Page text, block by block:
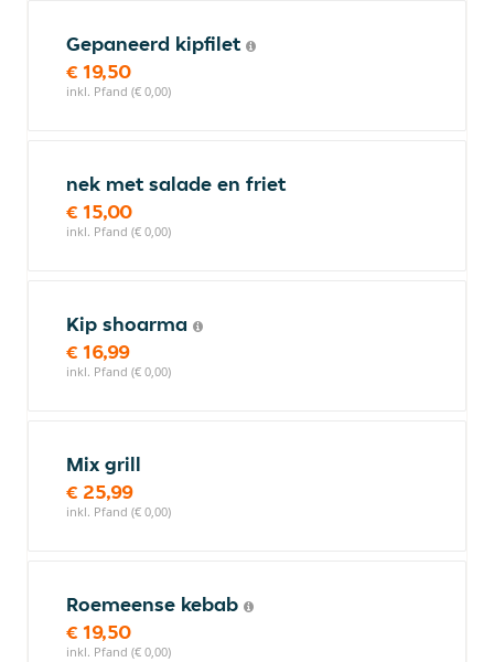
Gepaneerd kipfilet
€ 19,50
inkl. Pfand (€ 0,00)
nek met salade en friet
€ 15,00
inkl. Pfand (€ 0,00)
Kip shoarma
€ 16,99
inkl. Pfand (€ 0,00)
Mix grill
€ 25,99
inkl. Pfand (€ 0,00)
Roemeense kebab
€ 19,50
inkl. Pfand (€ 0,00)